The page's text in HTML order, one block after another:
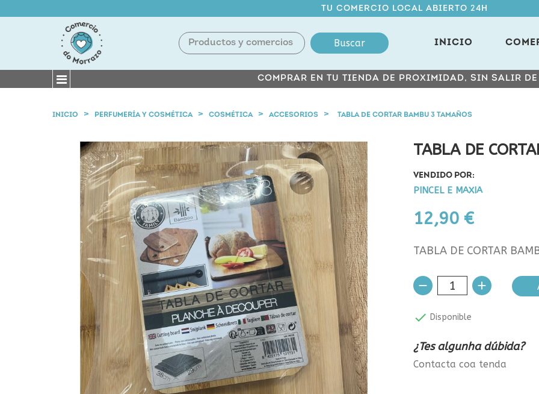
TU COMERCIO LOCAL ABIERTO 24H
Buscar INICIO
COMPRAR EN TU TIENDA DE PROXIMIDAD, SIN SALIR
INICIO PERFUMERÍA Y COSMÉTICA COSMÉTICA ACCESORIOS TABLA DE CORTAR BAMBU 3 TAMAÑOS
TABLA DE
VENDIDO POR:
PINCEL E MAXIA
12,90 €
TABLA DE CORTAR
 Disponible
¿Tes algunha dúbida?
Contacta coa tenda